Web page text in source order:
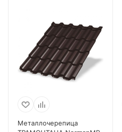
Металлочерепица